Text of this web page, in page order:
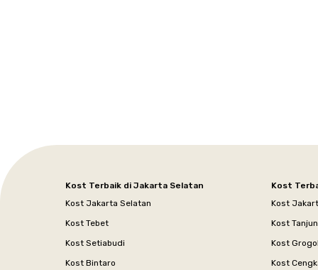
Kost Terbaik di Jakarta Selatan
Kost Jakarta Selatan
Kost Tebet
Kost Setiabudi
Kost Bintaro
Kost
Kost
Kost
Kost Grogol
Kost